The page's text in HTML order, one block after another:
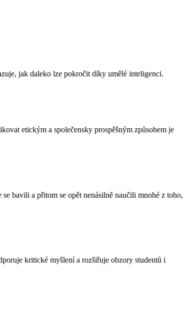
jak daleko lze pokročit díky umělé inteligenci.
etickým a společensky prospěšným způsobem je
bavili a přitom se opět nenásilně naučili mnohé z toho,
kritické myšlení a rozšiřuje obzory studentů i